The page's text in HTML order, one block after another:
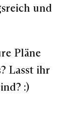
und
Pläne
Lasst ihr
:)